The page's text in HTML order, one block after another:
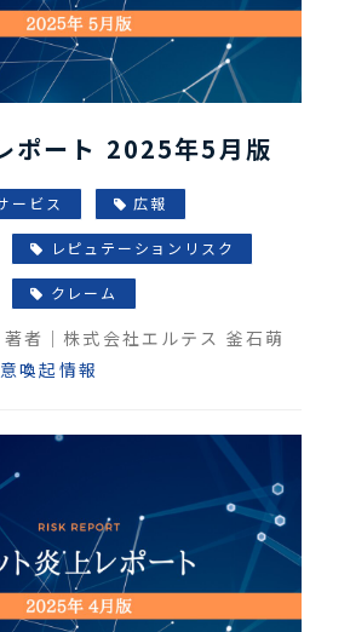
ポート 2025年5月版
ービス 広報
レピュテーションリスク
クレーム
著者｜株式会社エルテス 釜石萌
喚起情報